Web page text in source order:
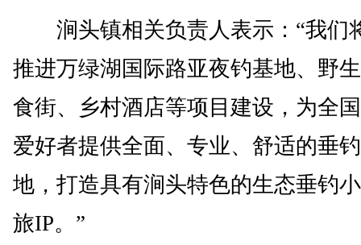
涧头镇相关负责人表示：“我们
推进万绿湖国际路亚夜钓基地、野
食街、乡村酒店等项目建设，为全
爱好者提供全面、专业、舒适的垂
地，打造具有涧头特色的生态垂钓
旅IP。”